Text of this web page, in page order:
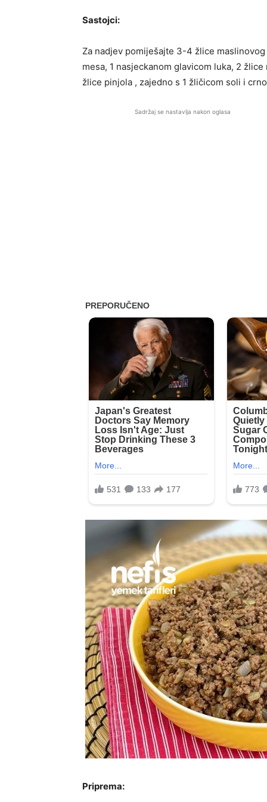
Sastojci:
Za nadjev pomiješajte 3-4 žlice
mesa, 1 nasjeckanom glavicom luka, 2
žlice pinjola , zajedno s 1 žličicom soli i
Sadržaj se nastavlja nakon oglasa
Priprema: